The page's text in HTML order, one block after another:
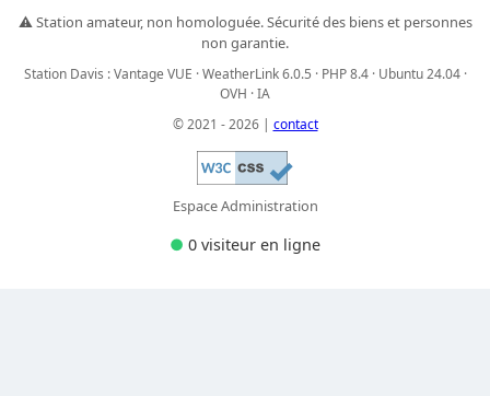
⚠️ Station amateur, non homologuée. Sécurité des biens et personnes
non garantie.
Station Davis : Vantage VUE · WeatherLink 6.0.5 · PHP 8.4 · Ubuntu 24.04 ·
OVH · IA
© 2021 - 2026 | contact
Espace Administration
● 0 visiteur en ligne